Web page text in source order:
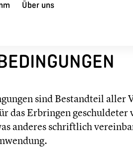
Über uns
sind Bestandteil
das Erbringen
anderes schriftlich